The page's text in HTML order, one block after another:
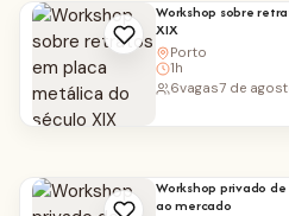
Workshop sobre
XIX
Porto
1h
6vagas7 de
Workshop privado
ao mercado